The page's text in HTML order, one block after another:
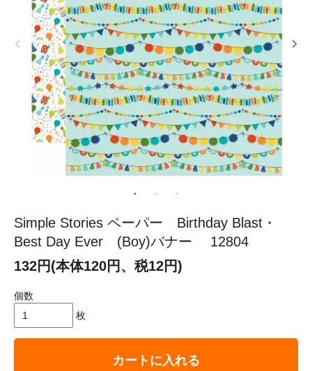
Simple Stories ペーパー Birthday Blast・
Best Day Ever (Boy)バナー 12804
132円(本体120円、税12円)
個数
枚
カートに入れる